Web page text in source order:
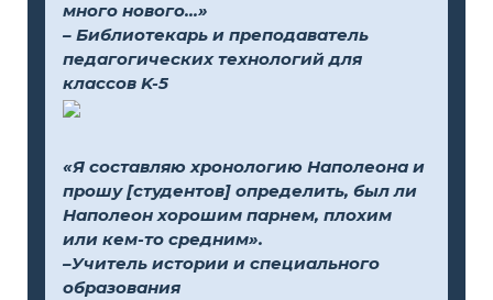
много нового...»
– Библиотекарь и преподаватель
педагогических технологий для
классов K-5
«Я составляю хронологию Наполеона и
прошу [студентов] определить, был ли
Наполеон хорошим парнем, плохим
или кем-то средним».
–Учитель истории и специального
образования